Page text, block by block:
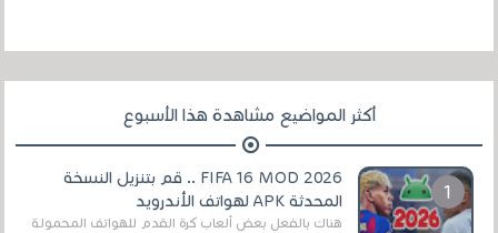
أكثر المواضيع مشاهدة هذا الأسبوع
FIFA 16 MOD 2026 .. قم بتنزيل النسخة
المحدثة APK لهواتف الأندرويد
هناك بالفعل بعض ألعاب كرة القدم للهواتف المحمولة